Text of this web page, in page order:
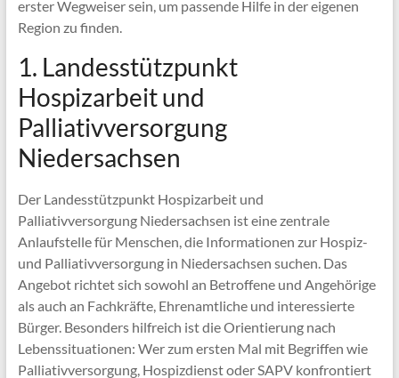
erster Wegweiser sein, um passende Hilfe in der eigenen
Region zu finden.
1. Landesstützpunkt
Hospizarbeit und
Palliativversorgung
Niedersachsen
Der Landesstützpunkt Hospizarbeit und
Palliativversorgung Niedersachsen ist eine zentrale
Anlaufstelle für Menschen, die Informationen zur Hospiz-
und Palliativversorgung in Niedersachsen suchen. Das
Angebot richtet sich sowohl an Betroffene und Angehörige
als auch an Fachkräfte, Ehrenamtliche und interessierte
Bürger. Besonders hilfreich ist die Orientierung nach
Lebenssituationen: Wer zum ersten Mal mit Begriffen wie
Palliativversorgung, Hospizdienst oder SAPV konfrontiert